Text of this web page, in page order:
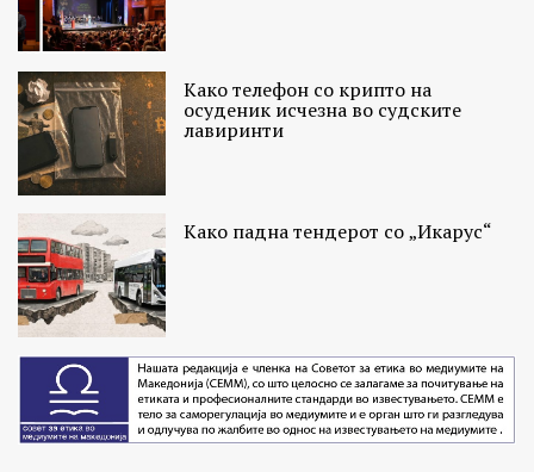
Како телефон со крипто на
осуденик исчезна во судските
лавиринти
Како падна тендерот со „Икарус“